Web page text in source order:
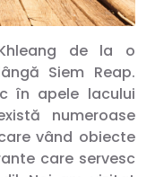
de la o
Siem Reap.
în apele lacului
numeroase
vând obiecte
care servesc